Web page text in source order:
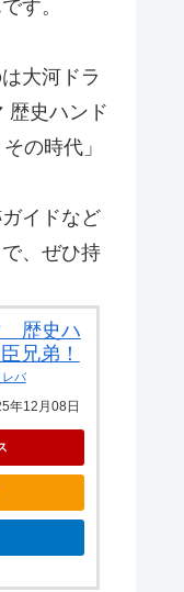
す。
大河ドラ
歴史ハンド
の時代」
イドなど
、ぜひ持
歴史ハ
兄弟！
レバ
年12月08日